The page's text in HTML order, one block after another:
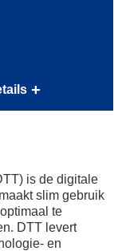
voor je
in
met
geconcentreerd
is de digitale
slim gebruik
te
DTT levert
en